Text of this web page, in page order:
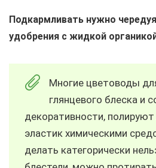
Подкармливать нужно
удобрения с жидкой
Многие цветоводы
глянцевого блеска и
декоративности,
эластик химическими
делать категорически